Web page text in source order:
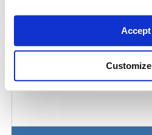
Accept
Customize